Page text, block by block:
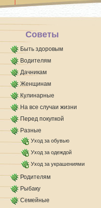
Советы
Быть здоровым
Водителям
Дачникам
Женщинам
Кулинарные
На все случаи жизни
Перед покупкой
Разные
Уход за обувью
Уход за одеждой
Уход за украшениями
Родителям
Рыбаку
Семейные